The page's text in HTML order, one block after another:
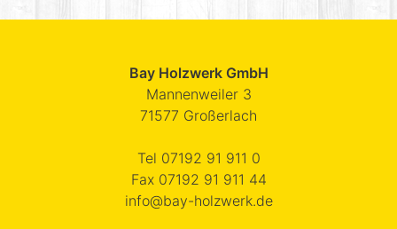
Bay Holzwerk GmbH
Mannenweiler 3
71577 Großerlach
Tel 07192 91 911 0
Fax 07192 91 911 44
info@bay-holzwerk.de